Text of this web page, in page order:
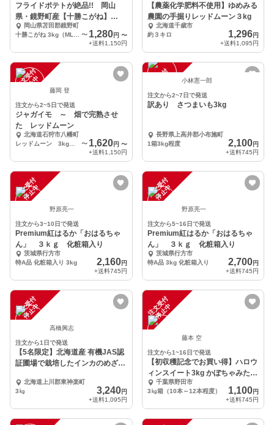
フライドポテトが絶品!! 岡山
県・鏡野町産【十勝こがね】
3kg/6kg/9kg
岡山県苫田郡鏡野町
〜 1,280円 〜
+送料1,150円
【農薬化学肥料不使用】ゆめみる
農園の手掘りレッドムーン３kg
北海道千歳市
約３キロ
1,296円
+送料1,095円
注
文
受
付
停
止
中 藤岡 登
注文から2~5日で発送
ジャガイモ ～ 畑で完熟させ
た レッドムーン
北海道石狩市八幡町
〜 1,620円 〜
+送料1,150円
注
文
受
付
停
止 小林憲一郎
注文から2~7日で発送
訳あり さつまいも3kg
長野県上高井郡小布施町
1箱3kg程度
2,100円
+送料745円
注
文
受
付
停
止
中
野原亮一
注文から3~10日で発送
Premium紅はるか「おはるちゃ
ん」 ３ｋｇ 化粧箱入り
茨城県行方市
特A品 化粧箱入り 3kg
2,160円
+送料745円
注
文
受
付
停
止
中
野原亮一
注文から5~16日で発送
Premium紅はるか「おはるちゃ
ん」 ３ｋｇ 化粧箱入り
茨城県行方市
特A品 3kg 化粧箱入り
2,700円
+送料745円
注
文
受
付
停
止
中
高橋興志
注文から1日で発送
【5名限定】北海道産 有機JAS認
証圃場で栽培したインカのめざめ
北海道上川郡東神楽町
3㎏
3,240円
+送料1,095円
注
文
受
付
停
止
中
藤本 空
注文から1~16日で発送
【初収穫記念でお買い得】ハロウ
ィンスイート3kg かぼちゃみた
い？なさつまいも
千葉県野田市
3㎏箱（10本～12本程度）
1,100円
+送料745円